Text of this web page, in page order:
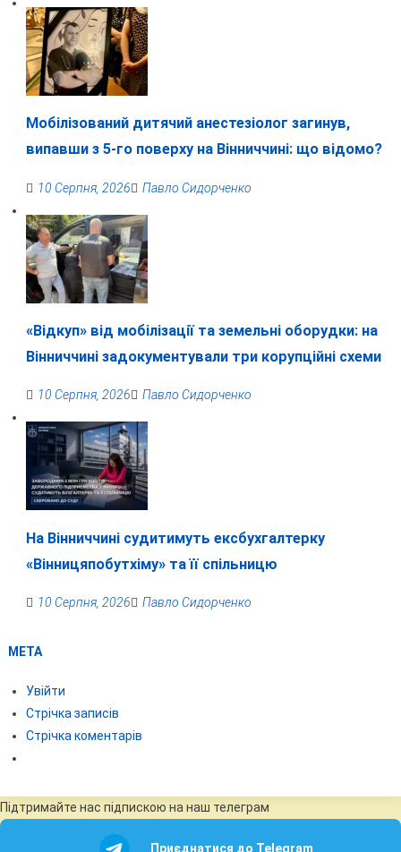
Мобілізований дитячий анестезіолог загинув,
випавши з 5-го поверху на Вінниччині: що відомо?
10 Серпня, 2026 Павло Сидорченко
«Відкуп» від мобілізації та земельні оборудки: на
Вінниччині задокументували три корупційні схеми
10 Серпня, 2026 Павло Сидорченко
На Вінниччині судитимуть ексбухгалтерку
«Вінницяпобутхіму» та її спільницю
10 Серпня, 2026 Павло Сидорченко
МЕТА
Увійти
Стрічка записів
Стрічка коментарів
Підтримайте нас підпискою на наш телеграм
Приєднатися до Telegram